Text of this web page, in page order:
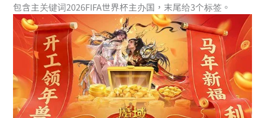
包含主关键词2026FIFA世界杯主办国，末尾给3个标签。